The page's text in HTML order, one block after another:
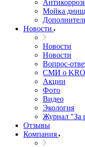
Мойка
Новости
Новости
Новости
Вопрос-
СМИ о
Акции
Фото
Видео
Экология
Журнал "За
Отзывы
Компания